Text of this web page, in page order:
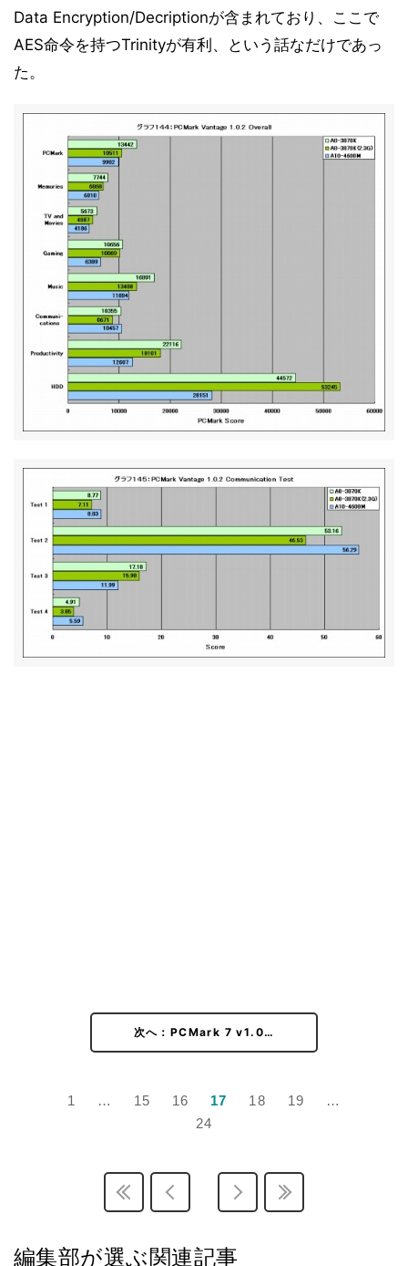
Data Encryption/Decriptionが含まれており、ここで
AES命令を持つTrinityが有利、という話なだけであっ
た。
次へ：PCMark 7 v1.0…
1 … 15 16 17 18 19
…
24
編集部が選ぶ関連記事